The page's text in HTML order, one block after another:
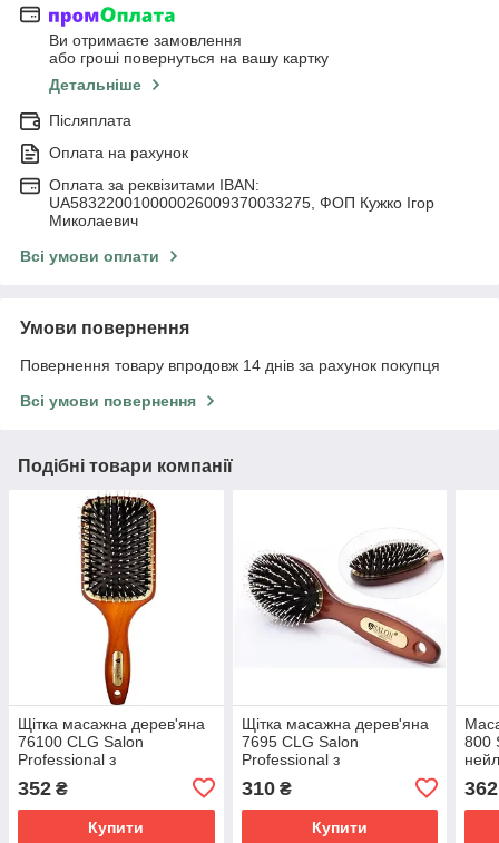
Ви отримаєте замовлення
або гроші повернуться на вашу картку
Детальніше
Післяплата
Оплата на рахунок
Оплата за реквізитами IBAN:
UA583220010000026009370033275, ФОП Кужко Ігор
Миколаевич
Всі умови оплати
Умови повернення
Повернення товару впродовж 14 днів за рахунок покупця
Всі умови повернення
Подібні товари компанії
Щітка масажна дерев'яна
76100 CLG Salon
Professional з
комбінованою щетиною
352 ₴
Купити
Щітка масажна дерев'яна
7695 CLG Salon
Professional з
комбінованою щетиною
овальна середня
310₴
Купити
800
362